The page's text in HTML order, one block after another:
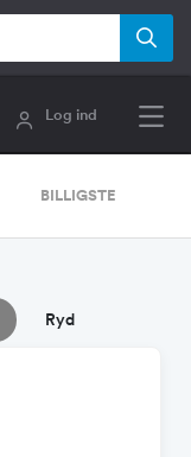
Log ind
BILLIGSTE
Ryd